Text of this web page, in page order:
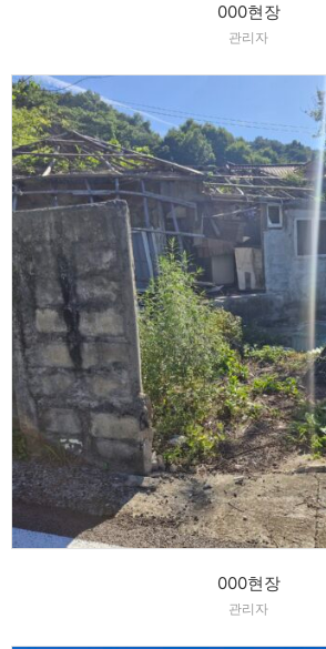
000현장
관리자
000현장
관리자